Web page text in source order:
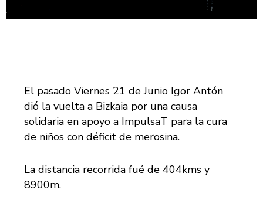
El pasado Viernes 21 de Junio Igor Antón
dió la vuelta a Bizkaia por una causa
solidaria en apoyo a ImpulsaT para la cura
de niños con déficit de merosina.
La distancia recorrida fué de 404kms y
8900m.